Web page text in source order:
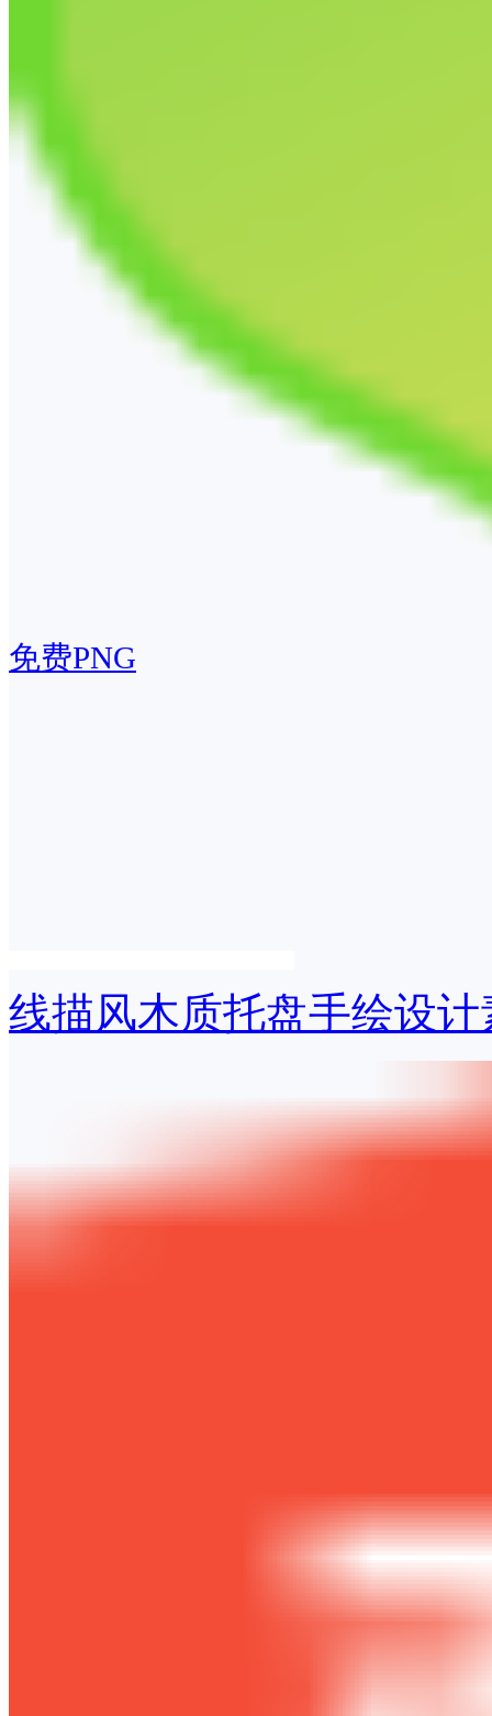
免费PNG
线描风木质托盘手绘设计